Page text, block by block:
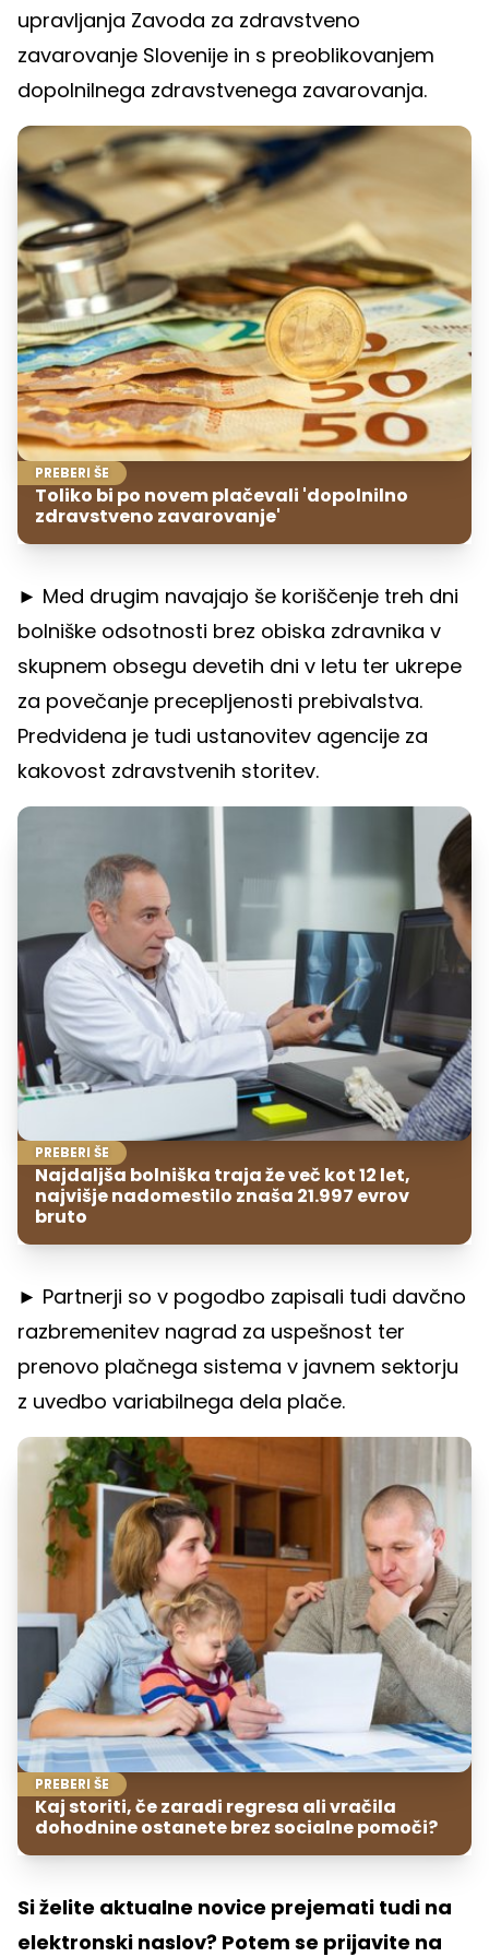
upravljanja Zavoda za zdravstveno
zavarovanje Slovenije in s preoblikovanjem
dopolnilnega zdravstvenega zavarovanja.
PREBERI ŠE
Toliko bi po novem plačevali 'dopolnilno
zdravstveno zavarovanje'
► Med drugim navajajo še koriščenje treh dni
bolniške odsotnosti brez obiska zdravnika v
skupnem obsegu devetih dni v letu ter ukrepe
za povečanje precepljenosti prebivalstva.
Predvidena je tudi ustanovitev agencije za
kakovost zdravstvenih storitev.
PREBERI ŠE
Najdaljša bolniška traja že več kot 12 let,
najvišje nadomestilo znaša 21.997 evrov
bruto
► Partnerji so v pogodbo zapisali tudi davčno
razbremenitev nagrad za uspešnost ter
prenovo plačnega sistema v javnem sektorju
z uvedbo variabilnega dela plače.
PREBERI ŠE
Kaj storiti, če zaradi regresa ali vračila
dohodnine ostanete brez socialne pomoči?
Si želite aktualne novice prejemati tudi na
elektronski naslov? Potem se prijavite na